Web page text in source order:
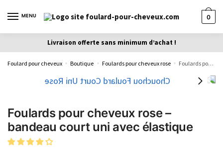
MENU 0
Livraison offerte sans minimum d’achat !
Foulard pour cheveux » Boutique » Foulards pour cheveux rose » Foulards pour cheveux rose – bandeau court uni avec élastique
Foulards pour cheveux rose –
bandeau court uni avec élastique